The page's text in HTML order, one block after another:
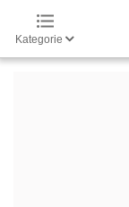
Kategorie